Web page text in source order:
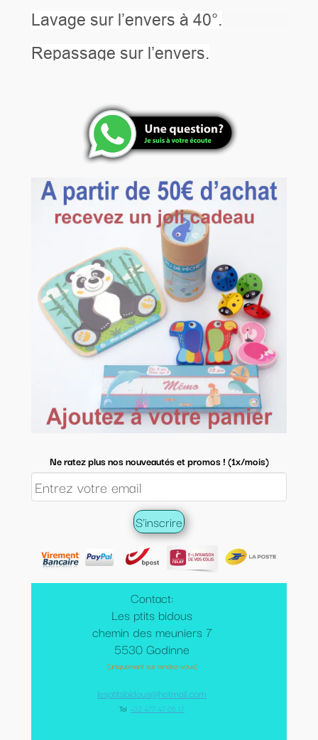
Contact:
Les ptits bidous
chemin des meuniers 7
5530 Godinne
(uniquement sur rendez-vous)
lesptitsbidous@hotmail.com
Tel: +32 477 47 05 17
Ne ratez plus nos nouveautés et promos ! (1x/mois)
Lavage sur l’envers à 40°.
Repassage sur l’envers.